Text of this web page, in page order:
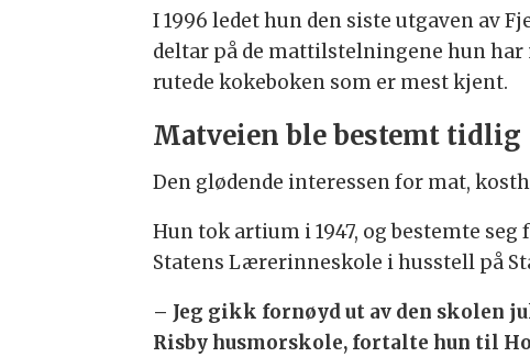
I 1996 ledet hun den siste utgaven av
deltar på de mattilstelningene hun
rutede kokeboken som er mest kjent.
Matveien ble bestemt tidlig
Den glødende interessen for mat,
Hun tok artium i 1947, og bestemte
Statens Lærerinneskole i husstell på
– Jeg gikk fornøyd ut av den skolen
Risby husmorskole, fortalte hun til